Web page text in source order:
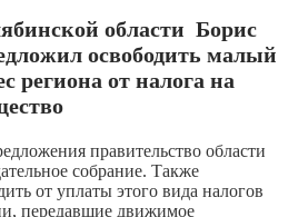
области Борис
освободить малый
региона от налога на
правительство области
собрание. Также
от уплаты этого вида налогов
передавшие движимое